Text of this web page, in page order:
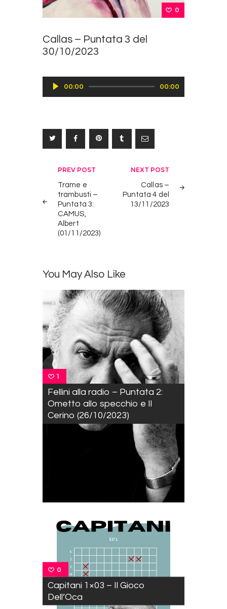
0
Callas – Puntata 3 del
30/10/2023
Audio
00:00 00:00
Navigazione
articoli
PREV POST
Trame e
trambusti –
Puntata 3:
CAMUS,
Albert
(01/11/2023)
NEXT POST
Callas –
Puntata 4 del
13/11/2023
You May Also Like
1
Fellini alla radio – Puntata 2:
Ometto allo specchio e Il
Cerino (26/10/2023)
0
Capitani 1×03 – Il Gioco
Dell’Oca